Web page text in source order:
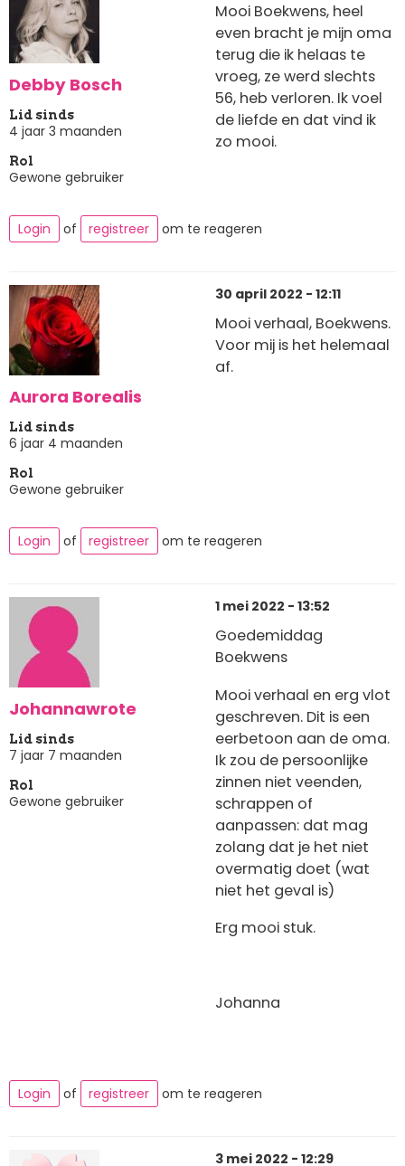
Debby Bosch
Lid sinds
4 jaar 3 maanden
Rol
Gewone gebruiker
Mooi Boekwens, heel
even bracht je mijn oma
terug die ik helaas te
vroeg, ze werd slechts
56, heb verloren. Ik voel
de liefde en dat vind ik
zo mooi.
Login of registreer om te reageren
Aurora Borealis
Lid sinds
6 jaar 4 maanden
Rol
Gewone gebruiker
30 april 2022 - 12:11
Mooi verhaal, Boekwens.
Voor mij is het helemaal
af.
Login of registreer om te reageren
Johannawrote
Lid sinds
7 jaar 7 maanden
Rol
Gewone gebruiker
1 mei 2022 - 13:52
Goedemiddag
Boekwens
Mooi verhaal en erg vlot
geschreven. Dit is een
eerbetoon aan de oma.
Ik zou de persoonlijke
zinnen niet veenden,
schrappen of
aanpassen: dat mag
zolang dat je het niet
overmatig doet (wat
niet het geval is)
Erg mooi stuk.
Johanna
Login of registreer om te reageren
3 mei 2022 - 12:29